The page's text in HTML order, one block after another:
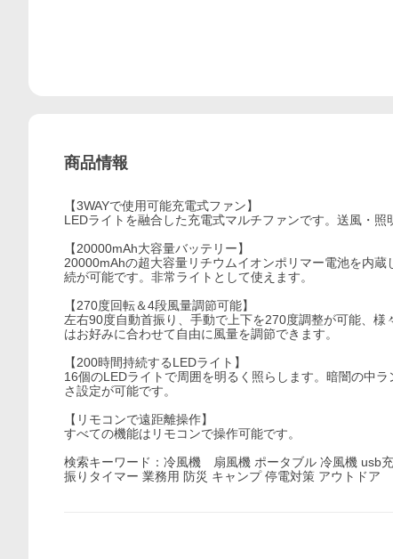
商品情報
【3WAYで使用可能充電式ファン】
LEDライトを融合した充電式マルチファンです。送風・照
【20000mAh大容量バッテリー】
20000mAhの超大容量リチウムイオンポリマー電池を内
続が可能です。非常ライトとして使えます。
【270度回転＆4段風量調節可能】
左右90度自動首振り、手動で上下を270度調整が可能、
はお好みに合わせて自由に風量を調節できます。
【200時間持続するLEDライト】
16個のLEDライトで周囲を明るく照らします。暗闇の中
さ設定が可能です。
【リモコンで遠距離操作】
すべての機能はリモコンで操作可能です。
検索キーワード：冷風機 扇風機 ポータブル 冷風機 usb
振りタイマー 業務用 防災 キャンプ 停電対策 アウトドア